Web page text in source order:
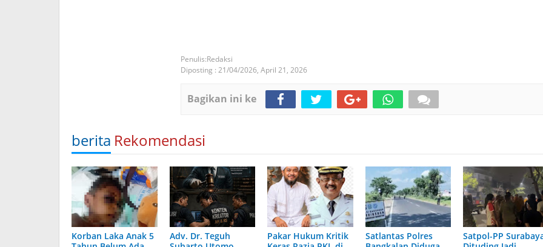
Redaksi
Diposting : 21/04/2026, April 21, 2026
Bagikan ini ke
berita Rekomendasi
Korban Laka Anak 5
Adv. Dr. Teguh
Pakar Hukum Kritik
Satlantas Polres
Satpol-PP